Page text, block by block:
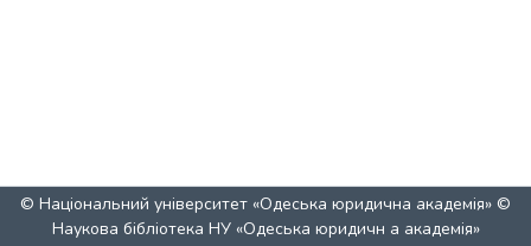
© Національний університет «Одеська юридична академія» ©
Наукова бібліотека НУ «Одеська юридичн а академія»